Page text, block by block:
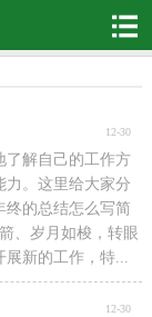
12-30
了解自己的工作方
力。这里给大家分
终的总结怎么写简
、岁月如梭，转眼
展新的工作，特...
12-30